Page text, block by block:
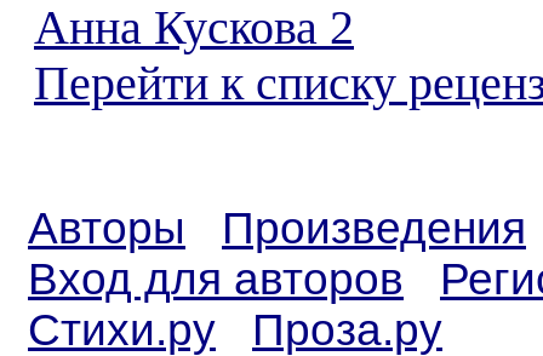
Анна Кускова 2
Перейти к списку
Авторы
Произведения
Вход для авторов
Стихи.ру
Проза.ру